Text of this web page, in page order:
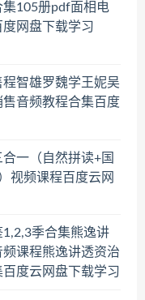
集105册pdf面相电
网盘下载学习
智雄罗魏学王妮吴
音频教程合集百度
一（自然拼读+国
视频课程百度云网
季合集熊逸讲
课程熊逸讲透资治
度云网盘下载学习